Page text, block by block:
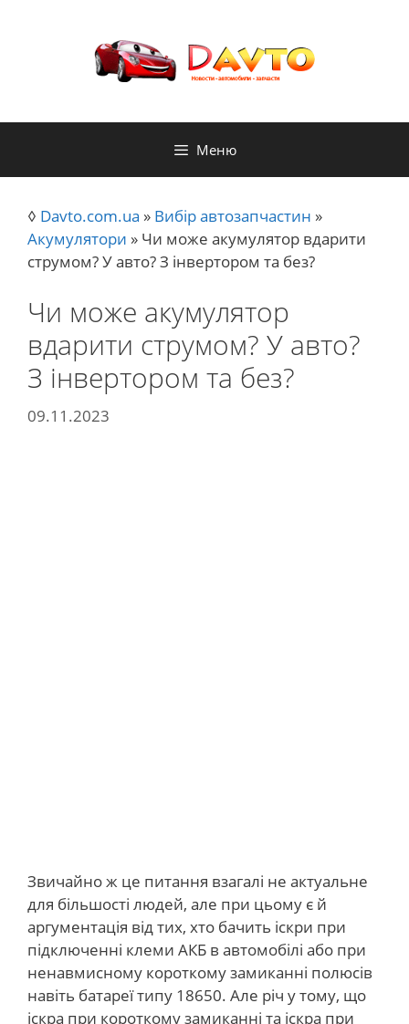
Меню
◊ Davto.com.ua » Вибір автозапчастин »
Акумулятори » Чи може акумулятор вдарити
струмом? У авто? З інвертором та без?
Чи може акумулятор
вдарити струмом? У авто?
З інвертором та без?
09.11.2023
Звичайно ж це питання взагалі не актуальне
для більшості людей, але при цьому є й
аргументація від тих, хто бачить іскри при
підключенні клеми АКБ в автомобілі або при
ненавмисному короткому замиканні полюсів
навіть батареї типу 18650. Але річ у тому, що
іскра при короткому замиканні та іскра при